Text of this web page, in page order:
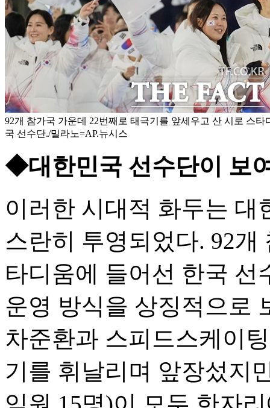
92개 참가국 가운데 22번째로 태극기를 앞세우고 산 시로 스
국 선수단./밀라노=AP.뉴시스
◆대한민국 선수단이 보
이러한 시대적 화두는
스란히 투영되었다. 92개
타디움에 들어선 한국 선
운영 방식을 상징적으로
차준환과 스피드스케이
기를 휘날리며 앞장섰지